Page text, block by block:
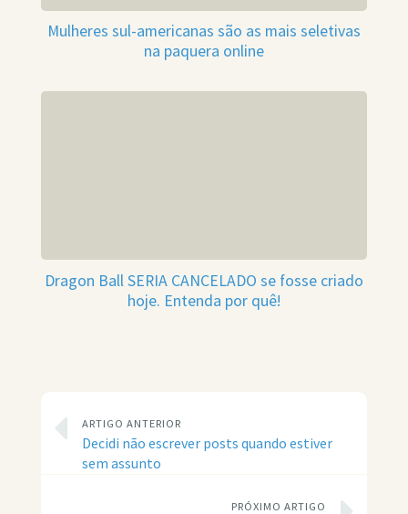
Mulheres sul-americanas são as mais seletivas
na paquera online
Dragon Ball SERIA CANCELADO se fosse criado
hoje. Entenda por quê!
ARTIGO ANTERIOR
Decidi não escrever posts quando estiver
sem assunto
PRÓXIMO ARTIGO